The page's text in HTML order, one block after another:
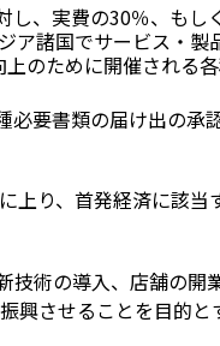
、実費の30％、もし
ア諸国でサービス・製
のために開催される
要書類の届け出の承
上り、首発経済に該当
技術の導入、店舗の開
興させることを目的と